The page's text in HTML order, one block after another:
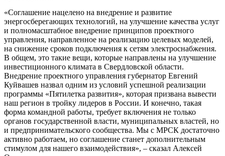
«Соглашение нацелено на внедрение и развитие
энергосберегающих технологий, на улучшение качества услуг
и полномасштабное внедрение принципов проектного
управления, направленное на реализацию целевых моделей,
на снижение сроков подключения к сетям электроснабжения.
В общем, это такие вещи, которые направлены на улучшение
инвестиционного климата в Свердловской области.
Внедрение проектного управления губернатор Евгений
Куйвашев назвал одним из условий успешной реализации
программы «Пятилетка развития», которая призвана вывести
наш регион в тройку лидеров в России. И конечно, такая
форма командной работы, требует включения не только
органов государственной власти, муниципальных властей, но
и предпринимательского сообщества. Мы с МРСК достаточно
активно работаем, но соглашение станет дополнительным
стимулом для нашего взаимодействия», – сказал Алексей